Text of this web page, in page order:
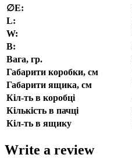
∅E:
L:
W:
В:
Вага, гр.
Габарити коробки, см
Габарити ящика, см
Кіл-ть в коробці
Кількість в пачці
Кіл-ть в ящику
Write a review